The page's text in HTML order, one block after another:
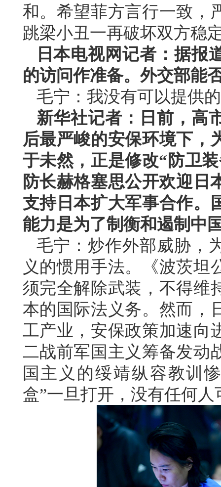
和。希望菲方言行一致，
跳梁小丑一再破坏双方稳
日本电视网记者：据报
的访问作准备。外交部能
毛宁：我没有可以提供
新华社记者：日前，高
后最严峻的安保环境下，
于未然，正是修改“防卫
防长赫格塞思公开欢迎日
支持日本扩大军事合作。
能力是为了制衡和遏制中
毛宁：炒作外部威胁，
义的惯用手法。《波茨坦
须完全解除武装，不得维
本的国际法义务。然而，
工产业，安保政策加速向
二战前军国主义筹备发动
国主义的绥靖纵容教训
盒”一旦打开，没有任何